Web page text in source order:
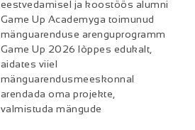
eestvedamisel ja koostöös alumni
Game Up Academyga toimunud
mänguarenduse arenguprogramm
Game Up 2026 lõppes edukalt,
aidates viiel
mänguarendusmeeskonnal
arendada oma projekte,
valmistuda mängude